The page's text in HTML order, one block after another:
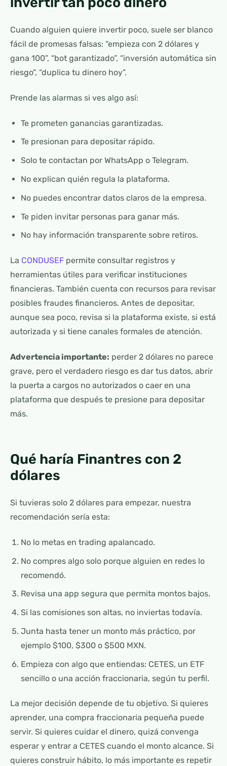
Cuando alguien quiere invertir poco, suele ser blanco
fácil de promesas falsas: “empieza con 2 dólares y
gana 100”, “bot garantizado”, “inversión automática sin
riesgo”, “duplica tu dinero hoy”.
Prende las alarmas si ves algo así:
Te prometen ganancias garantizadas.
Te presionan para depositar rápido.
Solo te contactan por WhatsApp o Telegram.
No explican quién regula la plataforma.
No puedes encontrar datos claros de la empresa.
Te piden invitar personas para ganar más.
No hay información transparente sobre retiros.
La CONDUSEF permite consultar registros y
herramientas útiles para verificar instituciones
financieras. También cuenta con recursos para revisar
posibles fraudes financieros. Antes de depositar,
aunque sea poco, revisa si la plataforma existe, si está
autorizada y si tiene canales formales de atención.
Advertencia importante: perder 2 dólares no parece
grave, pero el verdadero riesgo es dar tus datos, abrir
la puerta a cargos no autorizados o caer en una
plataforma que después te presione para depositar
más.
Qué haría Finantres con 2
dólares
Si tuvieras solo 2 dólares para empezar, nuestra
recomendación sería esta:
No lo metas en trading apalancado.
No compres algo solo porque alguien en redes lo
recomendó.
Revisa una app segura que permita montos bajos.
Si las comisiones son altas, no inviertas todavía.
Junta hasta tener un monto más práctico, por
ejemplo $100, $300 o $500 MXN.
Empieza con algo que entiendas: CETES, un ETF
sencillo o una acción fraccionaria, según tu perfil.
La mejor decisión depende de tu objetivo. Si quieres
aprender, una compra fraccionaria pequeña puede
servir. Si quieres cuidar el dinero, quizá convenga
esperar y entrar a CETES cuando el monto alcance. Si
quieres construir hábito, lo más importante es repetir